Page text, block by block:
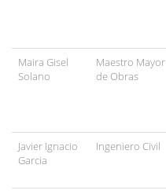
Maira Gisel
Solano
Maestro Mayor
de Obras
Javier Ignacio
Garcia
Ingeniero Civil